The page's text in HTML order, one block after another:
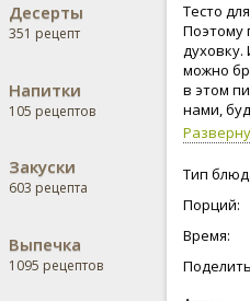
Десерты
351 рецепт
Напитки
105 рецептов
Закуски
603 рецепта
Выпечка
1095 рецептов
Тесто
Поэтому
духовку.
можно
в этом
нами,
Тип
Порций:
Время: